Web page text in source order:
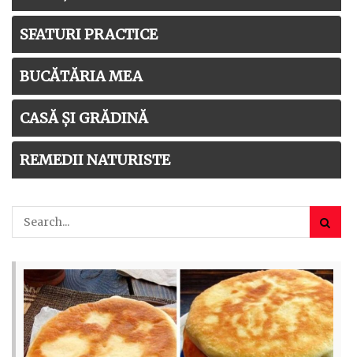
SFATURI PRACTICE
BUCĂTĂRIA MEA
CASĂ ȘI GRĂDINĂ
REMEDII NATURISTE